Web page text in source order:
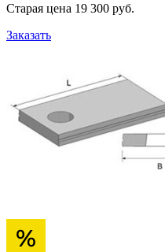
Старая цена 19 300 pуб.
Заказать